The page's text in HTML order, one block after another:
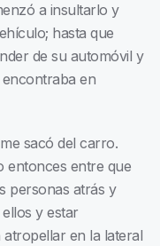
a insultarlo y
hasta que
de su automóvil y
en
sacó del carro.
entonces entre que
personas atrás y
y estar
en la lateral